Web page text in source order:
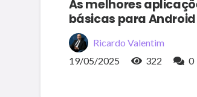
As melhores
básicas para Android
Ricardo Valentim
19/05/2025
322 0